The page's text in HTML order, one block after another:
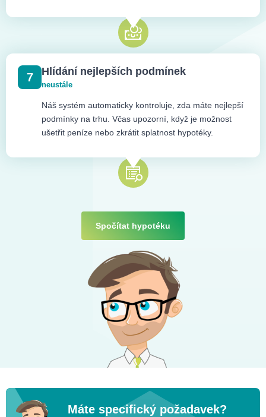
7 Hlídání nejlepších podmínek
neustále
Náš systém automaticky kontroluje, zda máte nejlepší
podmínky na trhu. Včas upozorní, když je možnost
ušetřit peníze nebo zkrátit splatnost hypotéky.
Spočítat hypotéku
Máte specifický požadavek?